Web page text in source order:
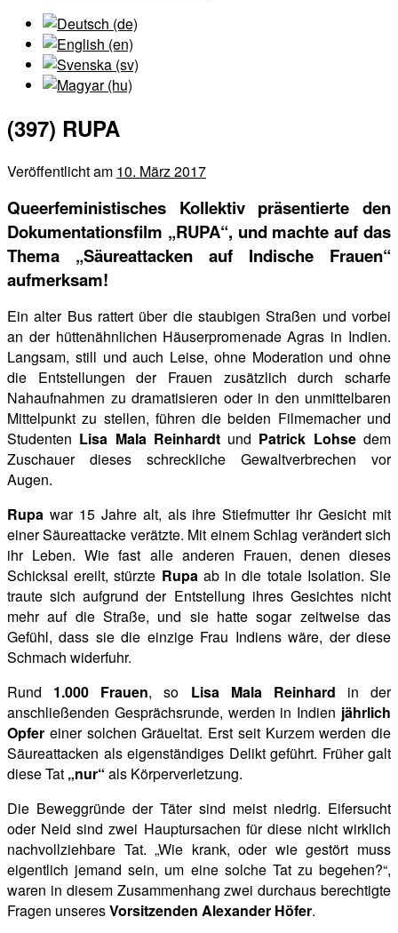
(397) RUPA
Veröffentlicht am 10. März 2017
Queerfeministisches Kollektiv präsentierte den
Dokumentationsfilm „RUPA“, und machte auf das
Thema „Säureattacken auf Indische Frauen“
aufmerksam!
Ein alter Bus rattert über die staubigen Straßen und vorbei
an der hüttenähnlichen Häuserpromenade Agras in Indien.
Langsam, still und auch Leise, ohne Moderation und ohne
die Entstellungen der Frauen zusätzlich durch scharfe
Nahaufnahmen zu dramatisieren oder in den unmittelbaren
Mittelpunkt zu stellen, führen die beiden Filmemacher und
Studenten Lisa Mala Reinhardtund Patrick Lohsedem
Zuschauer dieses schreckliche Gewaltverbrechen vor
Augen.
Rupa war 15 Jahre alt, als ihre Stiefmutter ihr Gesicht mit
einer Säureattacke verätzte. Mit einem Schlag verändert sich
ihr Leben. Wie fast alle anderen Frauen, denen dieses
Schicksal ereilt, stürzte Rupaab in die totale Isolation. Sie
traute sich aufgrund der Entstellung ihres Gesichtes nicht
mehr auf die Straße, und sie hatte sogar zeitweise das
Gefühl, dass sie die einzige Frau Indiens wäre, der diese
Schmach widerfuhr.
Rund 1.000 Frauen, so Lisa Mala Reinhard in der
anschließenden Gesprächsrunde, werden in Indien jährlich
Opfer einer solchen Gräueltat. Erst seit Kurzem werden die
Säureattacken als eigenständiges Delikt geführt. Früher galt
diese Tat „nur“ als Körperverletzung.
Die Beweggründe der Täter sind meist niedrig. Eifersucht
oder Neid sind zwei Hauptursachen für diese nicht wirklich
nachvollziehbare Tat. „Wie krank, oder wie gestört muss
eigentlich jemand sein, um eine solche Tat zu begehen?“,
waren in diesem Zusammenhang zwei durchaus berechtigte
Fragen unseresVorsitzenden Alexander Höfer.